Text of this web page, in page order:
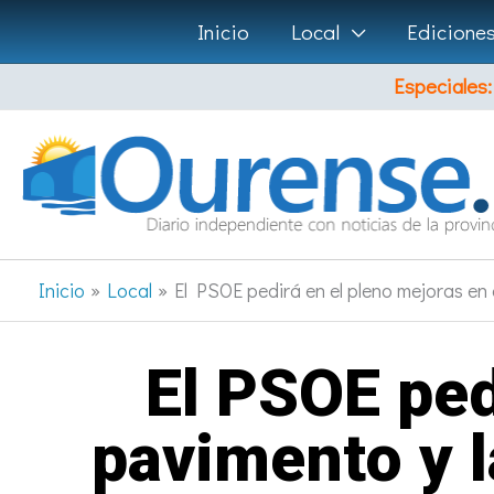
Ir
al
contenido
Inicio Local
Especiales:
Inicio Local El PSOE pedirá en el pleno mejoras
El PSOE
pavimento y